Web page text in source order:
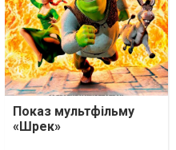
Показ мультфільму
«Шрек»